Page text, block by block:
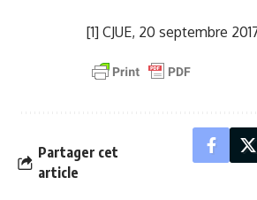
[1] CJUE, 20 septembre
Partager cet
article